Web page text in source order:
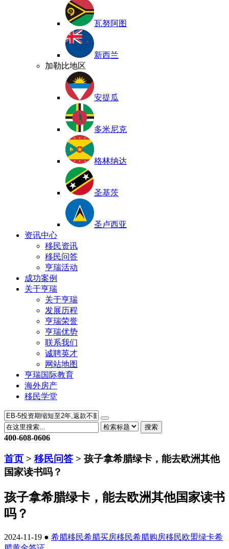
瓦努阿图
新西兰
加勒比地区
安提瓜
多米尼克
格林纳达
圣基茨
圣卢西亚
资讯中心
移民资讯
移民问答
亨瑞活动
成功案例
关于亨瑞
关于亨瑞
发展历程
亨瑞荣誉
亨瑞优势
联系我们
诚聘英才
网站地图
亨瑞国际教育
海外房产
移民学堂
搜索
400-608-0606
首页 > 移民问答 > 孩子拿希腊绿卡，能去欧洲其他
国家读书吗？
孩子拿希腊绿卡，能去欧洲其他国家读书
吗？
2024-11-19 ● 希腊移民希腊买房移民希腊购房移民欧盟绿卡希